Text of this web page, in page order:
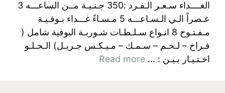
الغــــداء سـعـر الـفـرد :350 جـنـيـة مــن الساعـــه 3
عـصراً الـي الـسـاعـــه 5 مـسـاءً غـــداء بـوفـيـة
مـفـتـوح 8 انـواع سـلـطـات شـوربـة البوفية شامل (
فـراخ – لـحـم – سـمـك – مـيـكـس جـريـل) الـحـلـو
اخـتـيـار بـيـن : … Read more